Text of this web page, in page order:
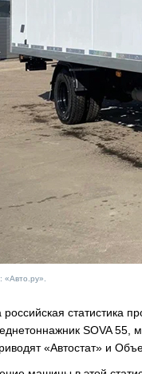
«Авто.ру».
статистика
SOVA
«Автостат» и